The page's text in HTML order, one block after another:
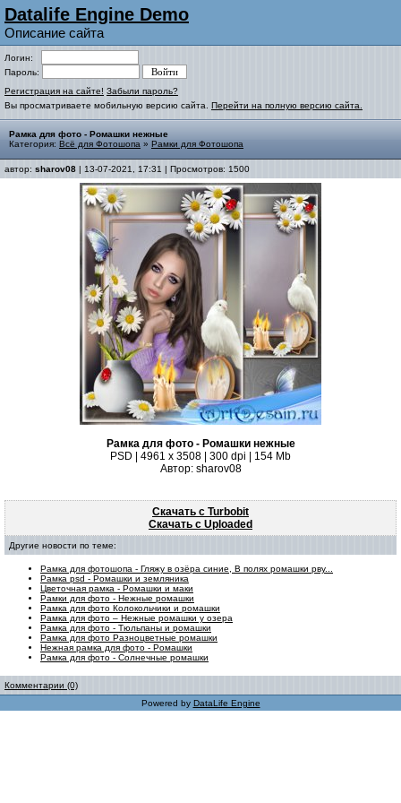
Datalife Engine Demo
Описание сайта
Логин:
Пароль:
Регистрация на сайте! Забыли пароль?
Вы просматриваете мобильную версию сайта. Перейти на полную версию сайта.
Рамка для фото - Ромашки нежные
Категория: Всё для Фотошопа » Рамки для Фотошопа
автор: sharov08 | 13-07-2021, 17:31 | Просмотров: 1500
Рамка для фото - Ромашки нежные
PSD | 4961 х 3508 | 300 dpi | 154 Mb
Автор: sharov08
Скачать с Turbobit
Скачать с Uploaded
Другие новости по теме:
Рамка для фотошопа - Гляжу в озёра синие, В полях ромашки рву...
Рамка psd - Ромашки и земляника
Цветочная рамка - Ромашки и маки
Рамки для фото - Нежные ромашки
Рамка для фото Колокольчики и ромашки
Рамка для фото – Нежные ромашки у озера
Рамка для фото - Тюльпаны и ромашки
Рамка для фото Разноцветные ромашки
Нежная рамка для фото - Ромашки
Рамка для фото - Солнечные ромашки
Комментарии (0)
Powered by DataLife Engine